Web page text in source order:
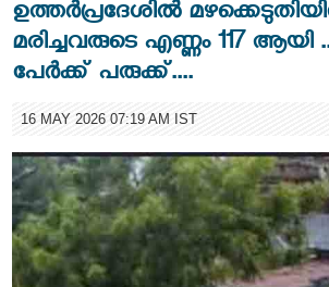
ഉത്തർപ്രദേശിൽ
മരിച്ചവരുടെ എണ്ണം 117 ആയി
പേർക്ക് പരുക്ക്....
16 MAY 2026 07:19 AM IST